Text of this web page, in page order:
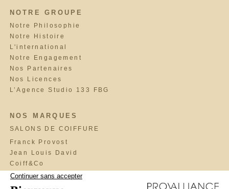
NOTRE GROUPE
Notre Philosophie
Notre Histoire
L'international
Notre Engagement
Nos Partenaires
Nos Licences
L’Agence Studio 133 FBG
NOS MARQUES
SALONS DE COIFFURE
Franck Provost
Jean Louis David
Coiff&Co
Saint Algue
Fabio Salsa